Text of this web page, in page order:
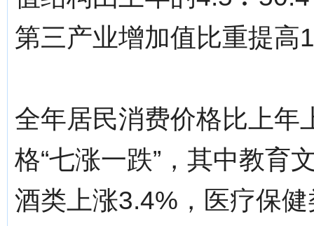
第三产业增加值比重提高
全年居民消费价格比上年
格“七涨一跌”，其中教育
酒类上涨3.4%，医疗保